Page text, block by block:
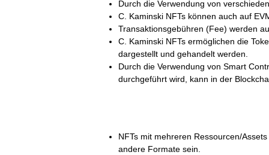
Durch die Verwendung von
C. Kaminski NFTs können auch auf
Transaktionsgebühren (Fee) werden
C. Kaminski NFTs ermöglichen die
dargestellt und gehandelt werden.
Durch die Verwendung von Smart
durchgeführt wird, kann in der
NFTs mit mehreren Ressourcen/
andere Formate sein.